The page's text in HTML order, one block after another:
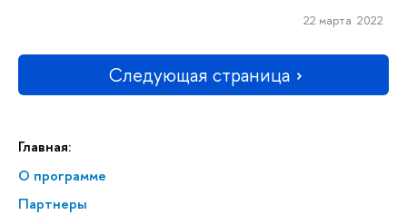
Главная:
О программе
Партнеры
22 марта 2022
Следующая страница